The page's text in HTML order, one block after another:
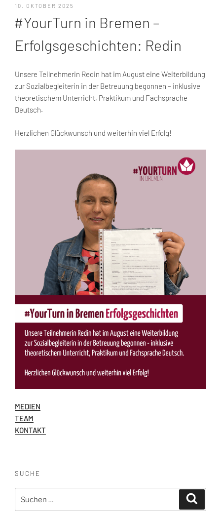
VERÖFFENTLICHT
10. OKTOBER 2025
#YourTurn in Bremen –
Erfolgsgeschichten: Redin
Unsere Teilnehmerin Redin hat im August eine Weiterbildung
zur Sozialbegleiterin in der Betreuung begonnen – inklusive
theoretischem Unterricht, Praktikum und Fachsprache
Deutsch.
Herzlichen Glückwunsch und weiterhin viel Erfolg!
MEDIEN
TEAM
KONTAKT
SUCHE
nach: